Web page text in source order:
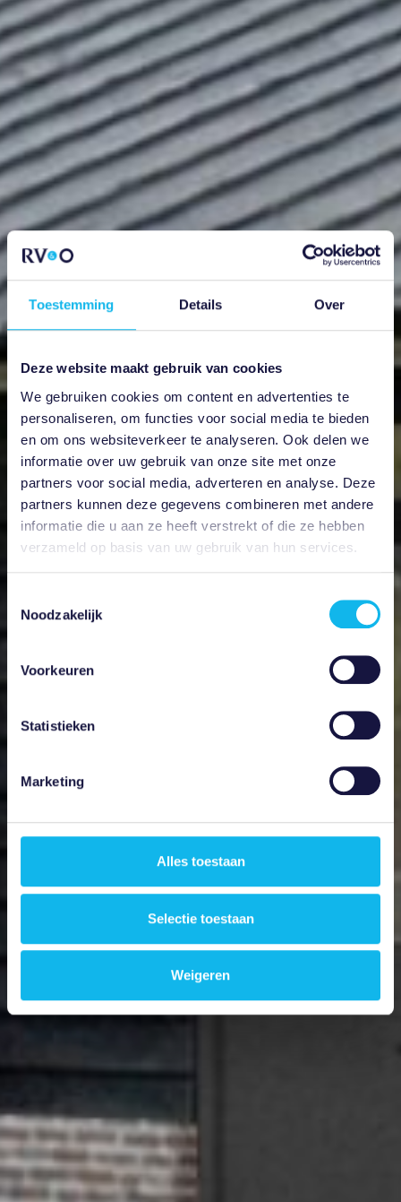
Toestemming Details Over
Deze website maakt gebruik van cookies
We gebruiken cookies om content en advertenties te
personaliseren, om functies voor social media te bieden
en om ons websiteverkeer te analyseren. Ook delen we
informatie over uw gebruik van onze site met onze
partners voor social media, adverteren en analyse. Deze
partners kunnen deze gegevens combineren met andere
informatie die u aan ze heeft verstrekt of die ze hebben
verzameld op basis van uw gebruik van hun services.
Noodzakelijk
Voorkeuren
Statistieken
Marketing
Alles toestaan
Selectie toestaan
Weigeren